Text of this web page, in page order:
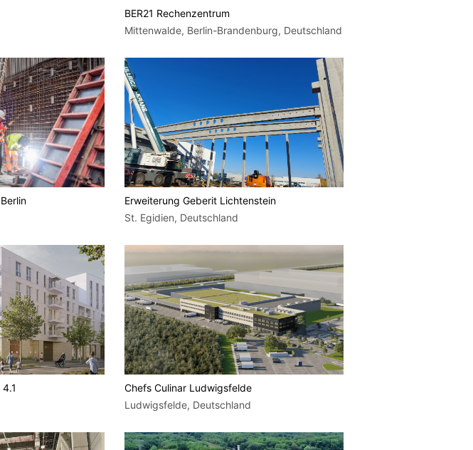
BER21 Rechenzentrum
Mittenwalde, Berlin-Brandenburg, Deutschland
Erweiterung Geberit Lichtenstein
St. Egidien, Deutschland
Chefs Culinar Ludwigsfelde
Ludwigsfelde, Deutschland